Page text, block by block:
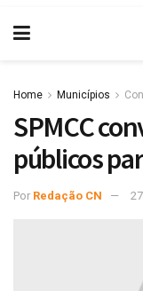
Home Municípios
SPMCC
públicos
Por Redação CN